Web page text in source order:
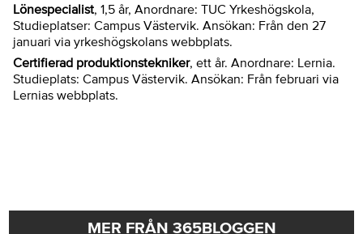
Lönespecialist, 1,5 år, Anordnare: TUC Yrkeshögskola,
Studieplatser: Campus Västervik. Ansökan: Från den 27
januari via yrkeshögskolans webbplats.
Certifierad produktionstekniker, ett år. Anordnare: Lernia.
Studieplats: Campus Västervik. Ansökan: Från februari via
Lernias webbplats.
MER FRÅN 365BLOGGEN